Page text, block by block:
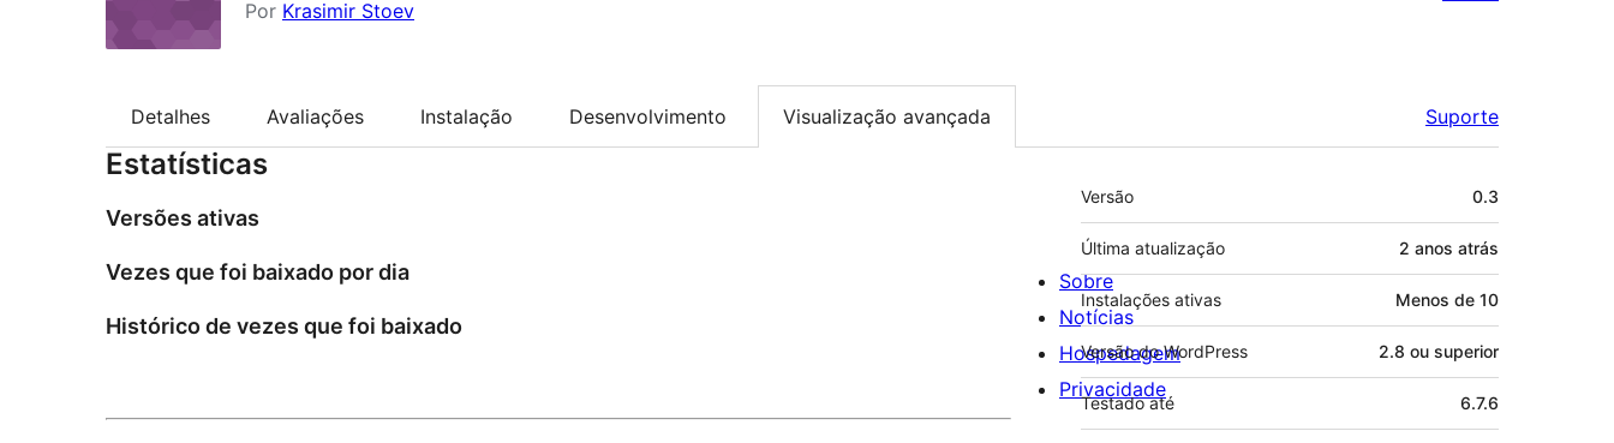
Por Krasimir Stoev
Detalhes Avaliações Instalação Desenvolvimento Visualização avançada Suporte
Estatísticas
Versões ativas
Vezes que foi baixado por dia
Histórico de vezes que foi baixado
Meta
Versão 0.3
Última atualização 2 anos atrás
Instalações ativas Menos de 10
Versão do WordPress 2.8 ou superior
Testado até 6.7.6
Sobre
Notícias
Hospedagem
Privacidade